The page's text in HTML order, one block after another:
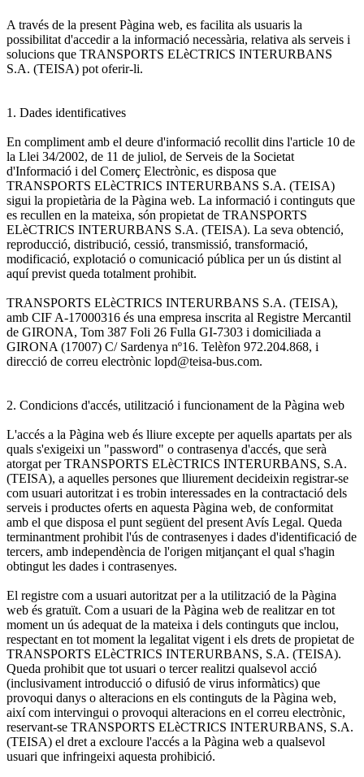
A través de la present Pàgina web, es facilita als usuaris la
possibilitat d'accedir a la informació necessària, relativa als serveis i
solucions que TRANSPORTS ELèCTRICS INTERURBANS
S.A. (TEISA) pot oferir-li.
1. Dades identificatives
En compliment amb el deure d'informació recollit dins l'article 10 de
la Llei 34/2002, de 11 de juliol, de Serveis de la Societat
d'Informació i del Comerç Electrònic, es disposa que
TRANSPORTS ELèCTRICS INTERURBANS S.A. (TEISA)
sigui la propietària de la Pàgina web. La informació i continguts que
es recullen en la mateixa, són propietat de TRANSPORTS
ELèCTRICS INTERURBANS S.A. (TEISA). La seva obtenció,
reproducció, distribució, cessió, transmissió, transformació,
modificació, explotació o comunicació pública per un ús distint al
aquí previst queda totalment prohibit.
TRANSPORTS ELèCTRICS INTERURBANS S.A. (TEISA),
amb CIF A-17000316 és una empresa inscrita al Registre Mercantil
de GIRONA, Tom 387 Foli 26 Fulla GI-7303 i domiciliada a
GIRONA (17007) C/ Sardenya nº16. Telèfon 972.204.868, i
direcció de correu electrònic lopd@teisa-bus.com.
2. Condicions d'accés, utilització i funcionament de la Pàgina web
L'accés a la Pàgina web és lliure excepte per aquells apartats per als
quals s'exigeixi un "password" o contrasenya d'accés, que serà
atorgat per TRANSPORTS ELèCTRICS INTERURBANS, S.A.
(TEISA), a aquelles persones que lliurement decideixin registrar-se
com usuari autoritzat i es trobin interessades en la contractació dels
serveis i productes oferts en aquesta Pàgina web, de conformitat
amb el que disposa el punt següent del present Avís Legal. Queda
terminantment prohibit l'ús de contrasenyes i dades d'identificació de
tercers, amb independència de l'origen mitjançant el qual s'hagin
obtingut les dades i contrasenyes.
El registre com a usuari autoritzat per a la utilització de la Pàgina
web és gratuït. Com a usuari de la Pàgina web de realitzar en tot
moment un ús adequat de la mateixa i dels continguts que inclou,
respectant en tot moment la legalitat vigent i els drets de propietat de
TRANSPORTS ELèCTRICS INTERURBANS, S.A. (TEISA).
Queda prohibit que tot usuari o tercer realitzi qualsevol acció
(inclusivament introducció o difusió de virus informàtics) que
provoqui danys o alteracions en els continguts de la Pàgina web,
així com intervingui o provoqui alteracions en el correu electrònic,
reservant-se TRANSPORTS ELèCTRICS INTERURBANS, S.A.
(TEISA) el dret a excloure l'accés a la Pàgina web a qualsevol
usuari que infringeixi aquesta prohibició.